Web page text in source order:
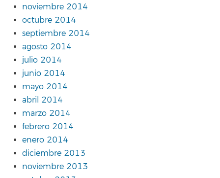
noviembre 2014
octubre 2014
septiembre 2014
agosto 2014
julio 2014
junio 2014
mayo 2014
abril 2014
marzo 2014
febrero 2014
enero 2014
diciembre 2013
noviembre 2013